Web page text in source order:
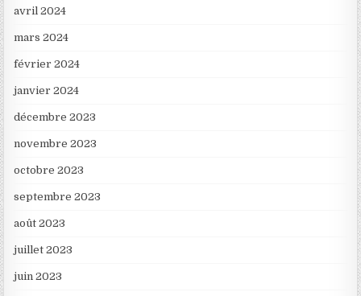
avril 2024
mars 2024
février 2024
janvier 2024
décembre 2023
novembre 2023
octobre 2023
septembre 2023
août 2023
juillet 2023
juin 2023